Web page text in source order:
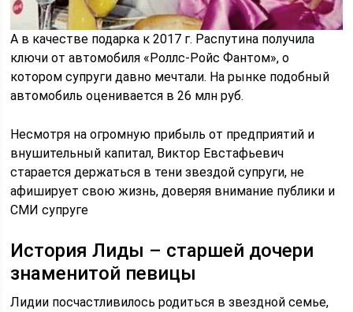
А в качестве подарка к 2017 г. Распутина получила
ключи от автомобиля «Роллс-Ройс Фантом», о
котором супруги давно мечтали. На рынке подобный
автомобиль оценивается в 26 млн руб.
Несмотря на огромную прибыль от предприятий и
внушительный капитал, Виктор Евстафьевич
старается держаться в тени звездой супруги, не
афиширует свою жизнь, доверяя внимание публики и
СМИ супруге
История Лиды – старшей дочери
знаменитой певицы
Лидии посчастливилось родиться в звездной семье,